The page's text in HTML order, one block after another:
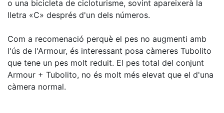
o una bicicleta de cicloturisme, sovint apareixerà la
lletra «C» després d'un dels números.
Com a recomenació perquè el pes no augmenti amb
l'ús de l'Armour, és interessant posa càmeres Tubolito
que tene un pes molt reduit. El pes total del conjunt
Armour + Tubolito, no és molt més elevat que el d'una
càmera normal.